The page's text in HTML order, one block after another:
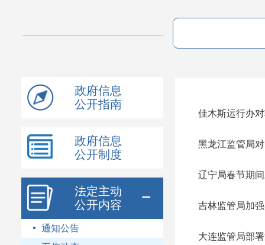
政府信息
公开指南
政府信息
公开制度
法定主动
公开内容
通知公告
佳木斯运行办
黑龙江监管局
辽宁局春节期
吉林监管局加
大连监管局部